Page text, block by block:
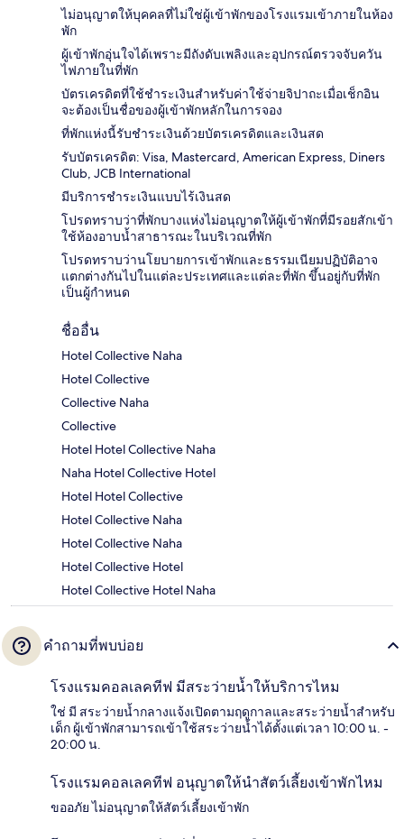
ไม่อนุญาตให้บุคคลที่ไม่ใช่ผู้เข้าพักของโรงแรมเข้าภายในห้อง
พัก
ผู้เข้าพักอุ่นใจได้เพราะมีถังดับเพลิงและอุปกรณ์ตรวจจับควัน
ไฟภายในที่พัก
บัตรเครดิตที่ใช้ชำระเงินสำหรับค่าใช้จ่ายจิปาถะเมื่อเช็กอิน
จะต้องเป็นชื่อของผู้เข้าพักหลักในการจอง
ที่พักแห่งนี้รับชำระเงินด้วยบัตรเครดิตและเงินสด
รับบัตรเครดิต: Visa, Mastercard, American Express, Diners
Club, JCB International
มีบริการชำระเงินแบบไร้เงินสด
โปรดทราบว่าที่พักบางแห่งไม่อนุญาตให้ผู้เข้าพักที่มีรอยสักเข้า
ใช้ห้องอาบน้ำสาธารณะในบริเวณที่พัก
โปรดทราบว่านโยบายการเข้าพักและธรรมเนียมปฏิบัติอาจ
แตกต่างกันไปในแต่ละประเทศและแต่ละที่พัก ขึ้นอยู่กับที่พัก
เป็นผู้กำหนด
ชื่ออื่น
Hotel Collective Naha
Hotel Collective
Collective Naha
Collective
Hotel Hotel Collective Naha
Naha Hotel Collective Hotel
Hotel Hotel Collective
Hotel Collective Naha
Hotel Collective Naha
Hotel Collective Hotel
Hotel Collective Hotel Naha
คำถามที่พบบ่อย
โรงแรมคอลเลคทีฟ มีสระว่ายน้ำให้บริการไหม
ใช่ มี สระว่ายน้ำกลางแจ้งเปิดตามฤดูกาลและสระว่ายน้ำสำหรับ
เด็ก ผู้เข้าพักสามารถเข้าใช้สระว่ายน้ำได้ตั้งแต่เวลา 10:00 น. -
20:00 น.
โรงแรมคอลเลคทีฟ อนุญาตให้นำสัตว์เลี้ยงเข้าพักไหม
ขออภัย ไม่อนุญาตให้สัตว์เลี้ยงเข้าพัก